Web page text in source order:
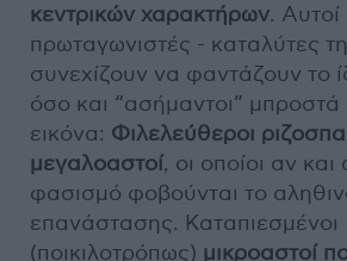
κεντρικών χαρακτήρων. Αυτοί
πρωταγωνιστές - καταλύτες
συνεχίζουν να φαντάζουν το
όσο και “ασήμαντοι”
εικόνα: Φιλελεύθεροι
μεγαλοαστοί, οι οποίοι αν και
φασισμό φοβούνται το
επανάστασης. Καταπιεσμένοι
(ποικιλοτρόπως) μικροαστοί